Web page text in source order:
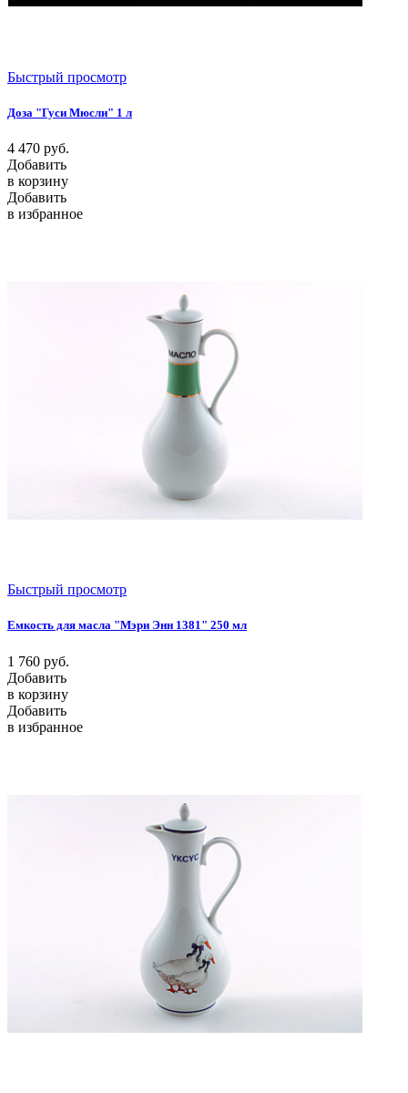
Быстрый просмотр
Доза "Гуси Мюсли" 1 л
4 470 руб.
Добавить
в корзину
Добавить
в избранное
Быстрый просмотр
Емкость для масла "Мэри Энн 1381" 250 мл
1 760 руб.
Добавить
в корзину
Добавить
в избранное